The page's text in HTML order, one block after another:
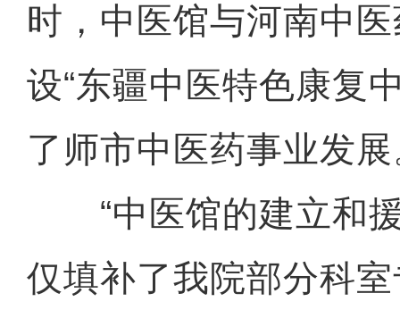
时，中医馆与河南中
设“东疆中医特色康复
了师市中医药事业发
“中医馆的建立和援
仅填补了我院部分科